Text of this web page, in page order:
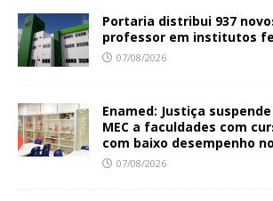
Portaria distribui 937
professor em institutos
07/08/2026
Enamed: Justiça
MEC a faculdades com
com baixo desempenho
07/08/2026